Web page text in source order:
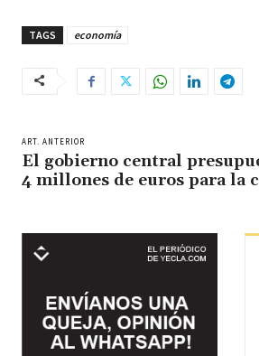
TAGS economía
ART. ANTERIOR
El gobierno central
4 millones de euros para la